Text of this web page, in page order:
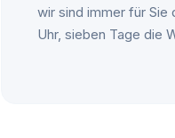
wir sind immer für Sie
Uhr, sieben Tage die